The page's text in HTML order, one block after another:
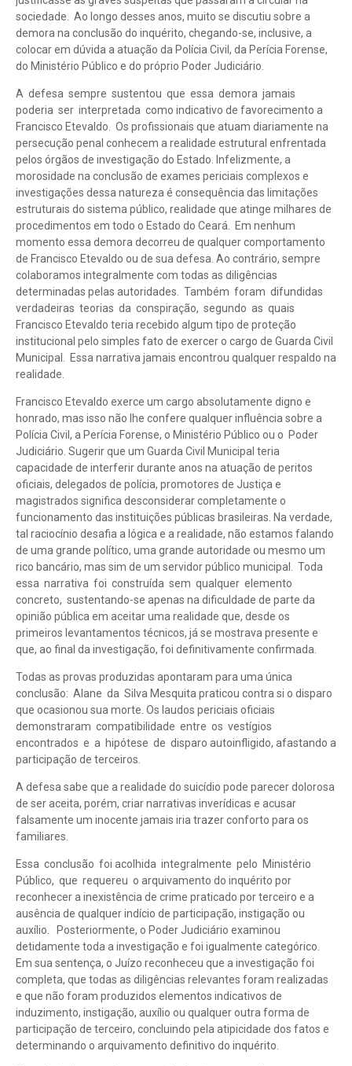
sociedade. Ao longo desses anos, muito se discutiu sobre a
demora na conclusão do inquérito, chegando-se, inclusive, a
colocar em dúvida a atuação da Polícia Civil, da Perícia Forense,
do Ministério Público e do próprio Poder Judiciário.
A defesa sempre sustentou que essa demora jamais
poderia ser interpretada como indicativo de favorecimento a
Francisco Etevaldo. Os profissionais que atuam diariamente na
persecução penal conhecem a realidade estrutural enfrentada
pelos órgãos de investigação do Estado. Infelizmente, a
morosidade na conclusão de exames periciais complexos e
investigações dessa natureza é consequência das limitações
estruturais do sistema público, realidade que atinge milhares de
procedimentos em todo o Estado do Ceará. Em nenhum
momento essa demora decorreu de qualquer comportamento
de Francisco Etevaldo ou de sua defesa. Ao contrário, sempre
colaboramos integralmente com todas as diligências
determinadas pelas autoridades. Também foram difundidas
verdadeiras teorias da conspiração, segundo as quais
Francisco Etevaldo teria recebido algum tipo de proteção
institucional pelo simples fato de exercer o cargo de Guarda Civil
Municipal. Essa narrativa jamais encontrou qualquer respaldo na
realidade.
Francisco Etevaldo exerce um cargo absolutamente digno e
honrado, mas isso não lhe confere qualquer influência sobre a
Polícia Civil, a Perícia Forense, o Ministério Público ou o Poder
Judiciário. Sugerir que um Guarda Civil Municipal teria
capacidade de interferir durante anos na atuação de peritos
oficiais, delegados de polícia, promotores de Justiça e
magistrados significa desconsiderar completamente o
funcionamento das instituições públicas brasileiras. Na verdade,
tal raciocínio desafia a lógica e a realidade, não estamos falando
de uma grande político, uma grande autoridade ou mesmo um
rico bancário, mas sim de um servidor público municipal. Toda
essa narrativa foi construída sem qualquer elemento
concreto, sustentando-se apenas na dificuldade de parte da
opinião pública em aceitar uma realidade que, desde os
primeiros levantamentos técnicos, já se mostrava presente e
que, ao final da investigação, foi definitivamente confirmada.
Todas as provas produzidas apontaram para uma única
conclusão: Alane da Silva Mesquita praticou contra si o disparo
que ocasionou sua morte. Os laudos periciais oficiais
demonstraram compatibilidade entre os vestígios
encontrados e a hipótese de disparo autoinfligido, afastando a
participação de terceiros.
A defesa sabe que a realidade do suicídio pode parecer dolorosa
de ser aceita, porém, criar narrativas inverídicas e acusar
falsamente um inocente jamais iria trazer conforto para os
familiares.
Essa conclusão foi acolhida integralmente pelo Ministério
Público, que requereu o arquivamento do inquérito por
reconhecer a inexistência de crime praticado por terceiro e a
ausência de qualquer indício de participação, instigação ou
auxílio. Posteriormente, o Poder Judiciário examinou
detidamente toda a investigação e foi igualmente categórico.
Em sua sentença, o Juízo reconheceu que a investigação foi
completa, que todas as diligências relevantes foram realizadas
e que não foram produzidos elementos indicativos de
induzimento, instigação, auxílio ou qualquer outra forma de
participação de terceiro, concluindo pela atipicidade dos fatos e
determinando o arquivamento definitivo do inquérito.